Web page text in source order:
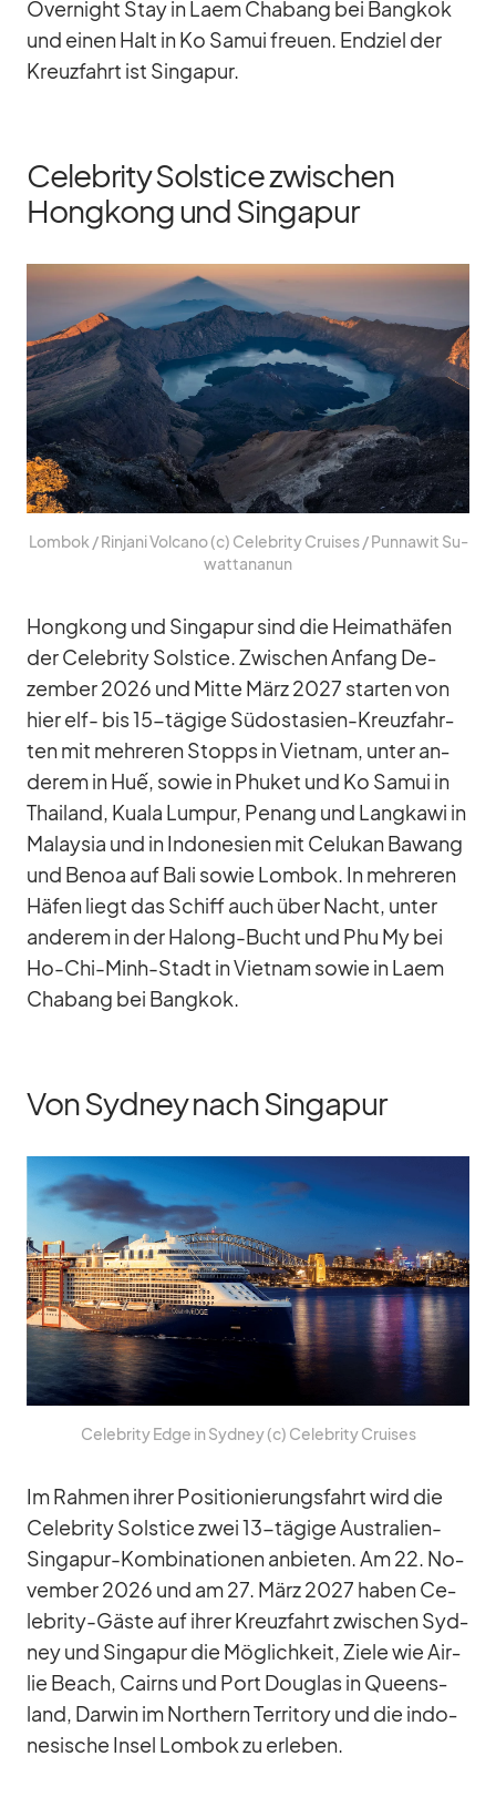
Over­night Stay in Laem Cha­bang bei Bang­kok
und ei­nen Halt in Ko Sa­mui freuen. End­ziel der
Kreuz­fahrt ist Sin­ga­pur.
Celebrity Solstice zwischen
Hongkong und Singapur
Lom­bok /​ Rin­jani Vol­cano (c) Ce­le­brity Crui­ses /​ Pun­na­wit Su­
watt­a­na­nun
Hong­kong und Sin­ga­pur sind die Hei­mat­hä­fen
der Ce­le­brity Sol­stice. Zwi­schen An­fang De­
zem­ber 2026 und Mitte März 2027 star­ten von
hier elf- bis 15-tä­gige Süd­ost­asien-Kreuz­fahr­
ten mit meh­re­ren Stopps in Viet­nam, un­ter an­
de­rem in Huế, so­wie in Phu­ket und Ko Sa­mui in
Thai­land, Kuala Lum­pur, Pe­nang und Lang­kawi in
Ma­lay­sia und in In­do­ne­sien mit Ce­lu­kan Ba­wang
und Benoa auf Bali so­wie Lom­bok. In meh­re­ren
Hä­fen liegt das Schiff auch über Nacht, un­ter
an­de­rem in der Ha­long-Bucht und Phu My bei
Ho-Chi-Minh-Stadt in Viet­nam so­wie in Laem
Cha­bang bei Bang­kok.
Von Sydney nach Singapur
Ce­le­brity Edge in Syd­ney (c) Ce­le­brity Crui­ses
Im Rah­men ih­rer Po­si­tio­nie­rungs­fahrt wird die
Ce­le­brity Sol­stice zwei 13-tä­gige Aus­tra­lien-
Sin­ga­pur-Kom­bi­na­tio­nen an­bie­ten. Am 22. No­
vem­ber 2026 und am 27. März 2027 ha­ben Ce­
le­brity-Gäste auf ih­rer Kreuz­fahrt zwi­schen Syd­
ney und Sin­ga­pur die Mög­lich­keit, Ziele wie Air­
lie Beach, Cairns und Port Dou­glas in Queens­
land, Dar­win im Nor­t­hern Ter­ri­tory und die in­do­
ne­si­sche In­sel Lom­bok zu er­le­ben.